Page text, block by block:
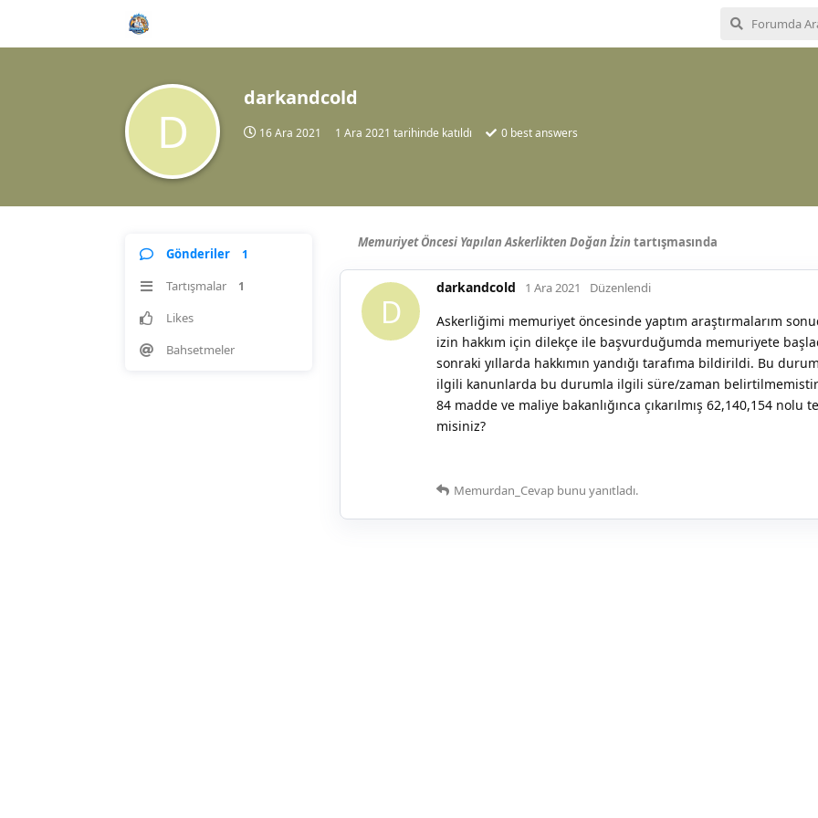
D
darkandcold
16 Ara 2021 1 Ara 2021 tarihinde katıldı 0 best answers
Gönderiler 1
Tartışmalar 1
Likes
Bahsetmeler
Memuriyet Öncesi Yapılan Askerlikten Doğan İzin tartışmasında
D
darkandcold 1 Ara 2021 Düzenlendi
Askerliğimi memuriyet öncesinde yaptım araştırmalarım
izin hakkım için dilekçe ile başvurduğumda memuriyete
sonraki yıllarda hakkımın yandığı tarafıma bildirildi. Bu
ilgili kanunlarda bu durumla ilgili süre/zaman
84 madde ve maliye bakanlığınca çıkarılmış 62,140,154
misiniz?
Memurdan_Cevap bunu yanıtladı.